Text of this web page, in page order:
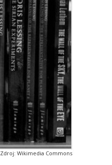
Zdroj: Wikimedia Commons